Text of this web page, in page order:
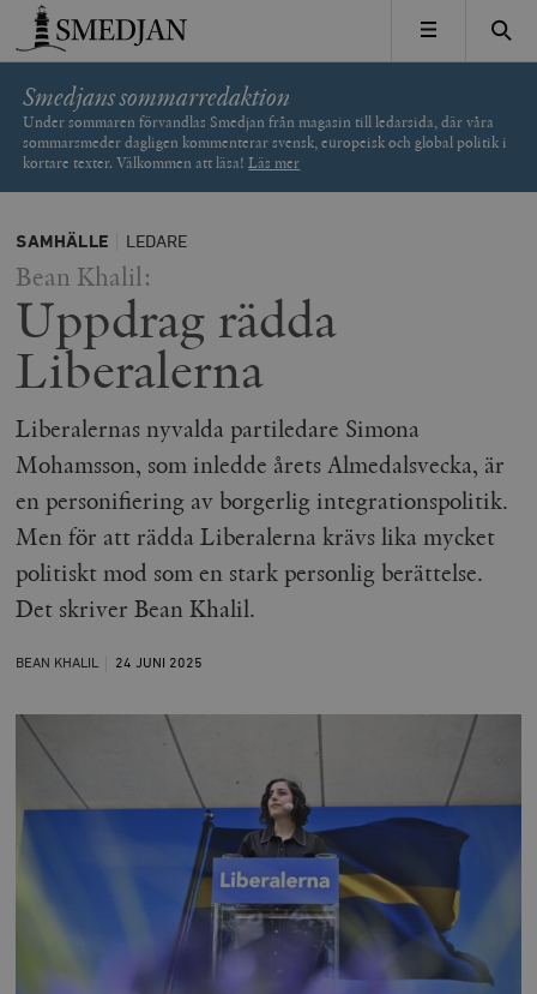
Timbro
MENY
Smedjans sommarredaktion
Under sommaren förvandlas Smedjan från magasin till ledarsida, där våra
sommarsmeder dagligen kommenterar svensk, europeisk och global politik i
kortare texter. Välkommen att läsa!Läs mer
SAMHÄLLE LEDARE
Bean Khalil:
Uppdrag rädda
Liberalerna
Liberalernas nyvalda partiledare Simona
Mohamsson, som inledde årets Almedalsvecka, är
en personifiering av borgerlig integrationspolitik.
Men för att rädda Liberalerna krävs lika mycket
politiskt mod som en stark personlig berättelse.
Det skriver Bean Khalil.
BEAN KHALIL 24 JUNI 2025